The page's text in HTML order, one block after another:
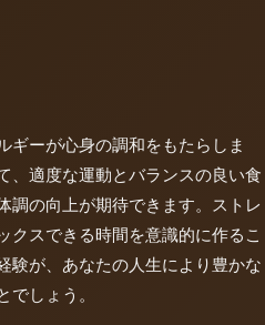
ギーが心身の調和をもたらしま
、適度な運動とバランスの良い食
調の向上が期待できます。ストレ
クスできる時間を意識的に作るこ
験が、あなたの人生により豊かな
しょう。